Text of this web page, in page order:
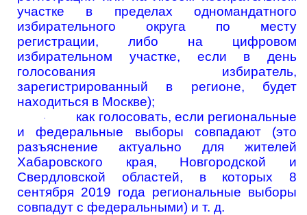
участке в пределах одномандатного
избирательного округа по месту
регистрации, либо на цифровом
избирательном участке, если в день
голосования избиратель,
зарегистрированный в регионе, будет
находиться в Москве);
·
как голосовать, если региональные
и федеральные выборы совпадают (это
разъяснение актуально для жителей
Хабаровского края, Новгородской и
Свердловской областей, в которых 8
сентября 2019 года региональные выборы
совпадут с федеральными) и т. д.